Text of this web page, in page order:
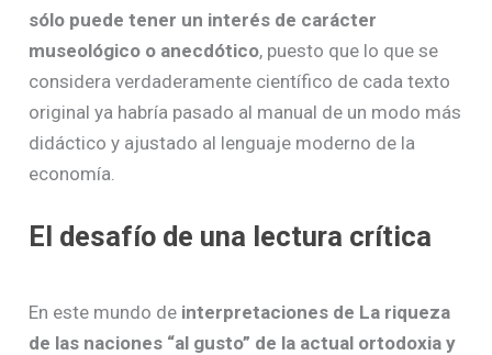
sólo puede tener un interés de carácter
museológico o anecdótico, puesto que lo que se
considera verdaderamente científico de cada texto
original ya habría pasado al manual de un modo más
didáctico y ajustado al lenguaje moderno de la
economía.
El desafío de una lectura crítica
En este mundo de interpretaciones de La riqueza
de las naciones “al gusto” de la actual ortodoxia y